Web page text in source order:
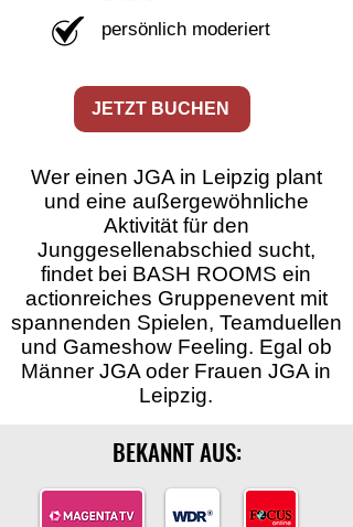
persönlich moderiert
JETZT BUCHEN
Wer einen JGA in Leipzig plant
und eine außergewöhnliche
Aktivität für den
Junggesellenabschied sucht,
findet bei BASH ROOMS ein
actionreiches Gruppenevent mit
spannenden Spielen, Teamduellen
und Gameshow Feeling. Egal ob
Männer JGA oder Frauen JGA in
Leipzig.
BEKANNT AUS: